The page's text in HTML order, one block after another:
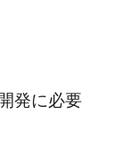
発に必要